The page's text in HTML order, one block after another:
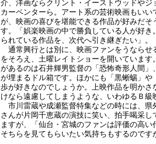
介、洋画ならクリント・イーストウッドやジ
カーペンターら。アート系の芸術映画もいい
が、映画の喜びを堪能できる作品が好みだそ
す。「娯楽映画の中で勝負している人が好き
られている作品を、次代へ引き継ぎたい」。
通常興行とは別に、映画ファンをうならせ
をそろえ、土曜レイトショーを開いています
があるのは石井輝男監督の「恐怖奇形人間」
が埋まるドル箱です。ほかにも「黒蜥蜴」
歩が好きなのでしょうか。上映作品を明か
けなら遠慮してしまうような、いわゆるＢ級
市川雷蔵や成瀬監督特集などの時には、県
さんが片岡千恵蔵の演技に笑い、拍手喝采
ますが、「仙台・宮城のファンは評価の高い
そちらを見てもらいたい気持ちもするのです